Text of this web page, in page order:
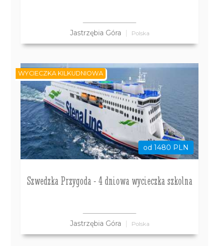
Jastrzębia Góra Polska
od 1480 PLN
Szwedzka Przygoda - 4 dniowa wycieczka szkolna
Jastrzębia Góra Polska
WYCIECZKA KILKUDNIOWA